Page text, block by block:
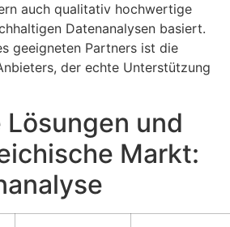
auch qualitativ hochwertige
Datenanalysen basiert.
geeigneten Partners ist die
der echte Unterstützung
und
Markt: